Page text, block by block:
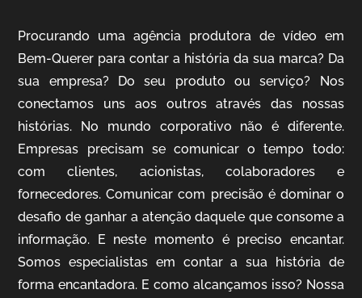
Vídeo Institucional
IQVIA
Cobertura de Eventos
Procurando uma agência produtora de vídeo em
Bem-Querer para contar a história da sua marca? Da
sua empresa? Do seu produto ou serviço? Nos
conectamos uns aos outros através das nossas
histórias. No mundo corporativo não é diferente.
Empresas precisam se comunicar o tempo todo:
com clientes, acionistas, colaboradores e
fornecedores. Comunicar com precisão é dominar o
desafio de ganhar a atenção daquele que consome a
informação. E neste momento é preciso encantar.
Somos especialistas em contar a sua história de
forma encantadora. E como alcançamos isso? Nossa